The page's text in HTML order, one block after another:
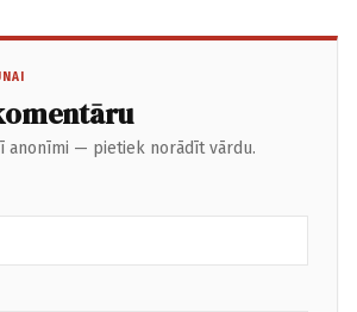
anonīmi — pietiek norādīt vārdu.